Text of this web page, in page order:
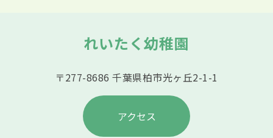
れいたく幼稚園
〒277-8686 千葉県柏市光ヶ丘2-1-1
アクセス